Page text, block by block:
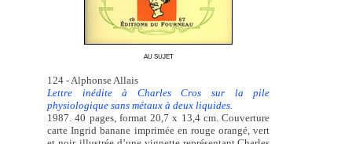
AU SUJET
124 - Alphonse Allais
Lettre inédite à Charles Cros sur la pile
physiologique sans métaux à deux liquides.
1987. 40 pages, format 20,7 x 13,4 cm. Couverture
carte Ingrid banane imprimée en rouge orangé, vert